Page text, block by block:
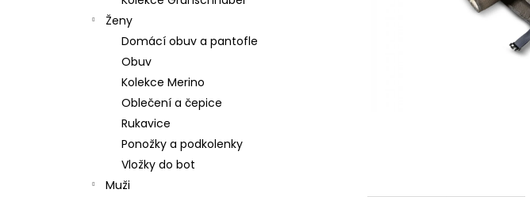
Ženy
Domácí obuv a pantofle
Obuv
Kolekce Merino
Oblečení a čepice
Rukavice
Ponožky a podkolenky
Vložky do bot
Muži
309 Kč